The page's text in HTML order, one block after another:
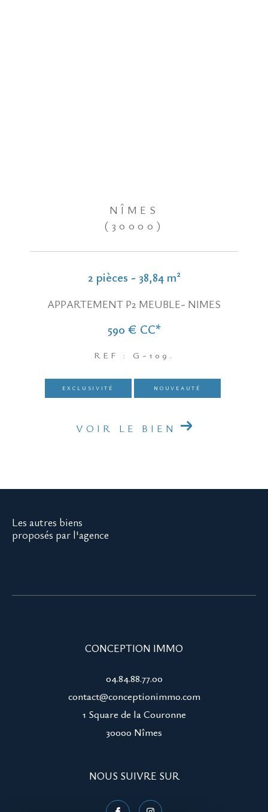
NÎMES
(30000)
2 pièces - 38,84 m²
APPARTEMENT P2 MEUBLE- NIMES
590 € CC*
REF : G-109.
EXCLUSIVITÉ NOUVEAUTÉ
VOIR LE BIEN
Les autres biens
proposés par l'agence
CONCEPTION IMMO
04.84.88.77.00
contact@conceptionimmo.com
1 Square de la Couronne
30000
nîmes
NOUS SUIVRE SUR